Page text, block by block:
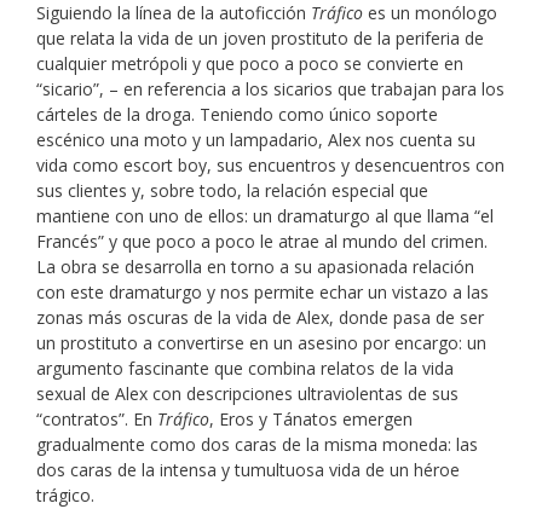
Siguiendo la línea de la autoficción Tráfico es un monólogo
que relata la vida de un joven prostituto de la periferia de
cualquier metrópoli y que poco a poco se convierte en
“sicario”, – en referencia a los sicarios que trabajan para los
cárteles de la droga. Teniendo como único soporte
escénico una moto y un lampadario, Alex nos cuenta su
vida como escort boy, sus encuentros y desencuentros con
sus clientes y, sobre todo, la relación especial que
mantiene con uno de ellos: un dramaturgo al que llama “el
Francés” y que poco a poco le atrae al mundo del crimen.
La obra se desarrolla en torno a su apasionada relación
con este dramaturgo y nos permite echar un vistazo a las
zonas más oscuras de la vida de Alex, donde pasa de ser
un prostituto a convertirse en un asesino por encargo: un
argumento fascinante que combina relatos de la vida
sexual de Alex con descripciones ultraviolentas de sus
“contratos”. En Tráfico, Eros y Tánatos emergen
gradualmente como dos caras de la misma moneda: las
dos caras de la intensa y tumultuosa vida de un héroe
trágico.